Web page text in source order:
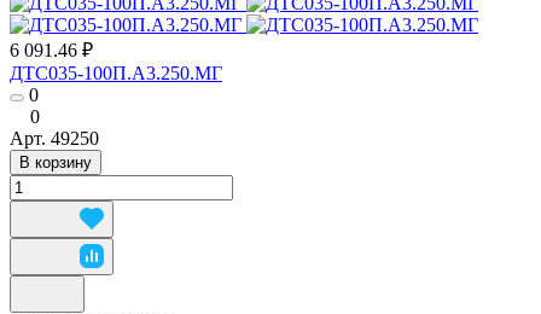
6 091.46 ₽
ДТС035-100П.А3.250.МГ
0
0
Арт. 49250
В корзину